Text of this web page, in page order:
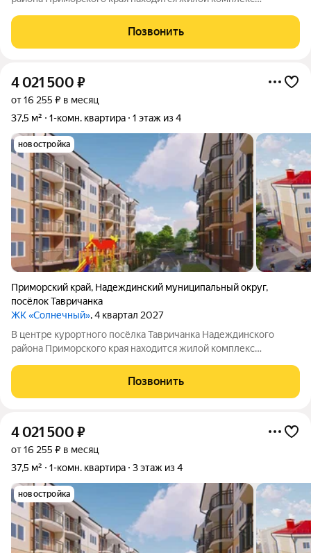
дом культуры. Рядом есть всё необходимое для жизни: можно
без труда добраться до остановки
Позвонить
4 021 500 ₽
от 16 255 ₽ в месяц
37,5 м²
1-комн. квартира 1 этаж из 4
новостройка
Приморский край, Надеждинский муниципальный округ,
посёлок Тавричанка
ЖК «Солнечный», 4 квартал 2027
В центре курортного посёлка Тавричанка Надеждинского
района Приморского края находится жилой комплекс
дом культуры. Рядом есть всё необходимое для жизни: можно
без труда добраться до
Позвонить
4 021 500 ₽
от 16 255 ₽ в месяц
37,5 м²
1-комн. квартира 3 этаж из 4
новостройка